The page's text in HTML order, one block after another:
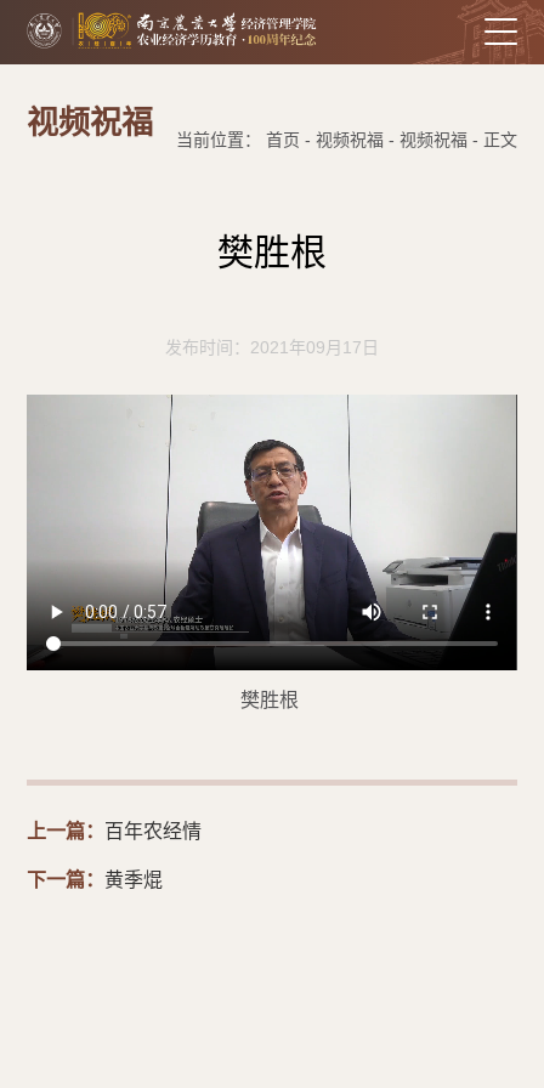
视频祝福 当前位置： 首页 - 视频祝福 - 视频祝福 - 正文
樊胜根
发布时间：2021年09月17日
樊胜根
上一篇： 百年农经情
下一篇：黄季焜